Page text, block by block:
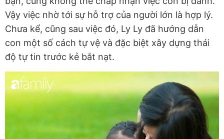
Vậy việc nhờ tới sự hỗ trợ của người lớn là hợp lý.
Chưa kể, cũng sau việc đó, Ly Ly đã hướng dẫn
con một số cách tự vệ và đặc biệt xây dựng thái
độ tự tin trước kẻ bắt nạt.